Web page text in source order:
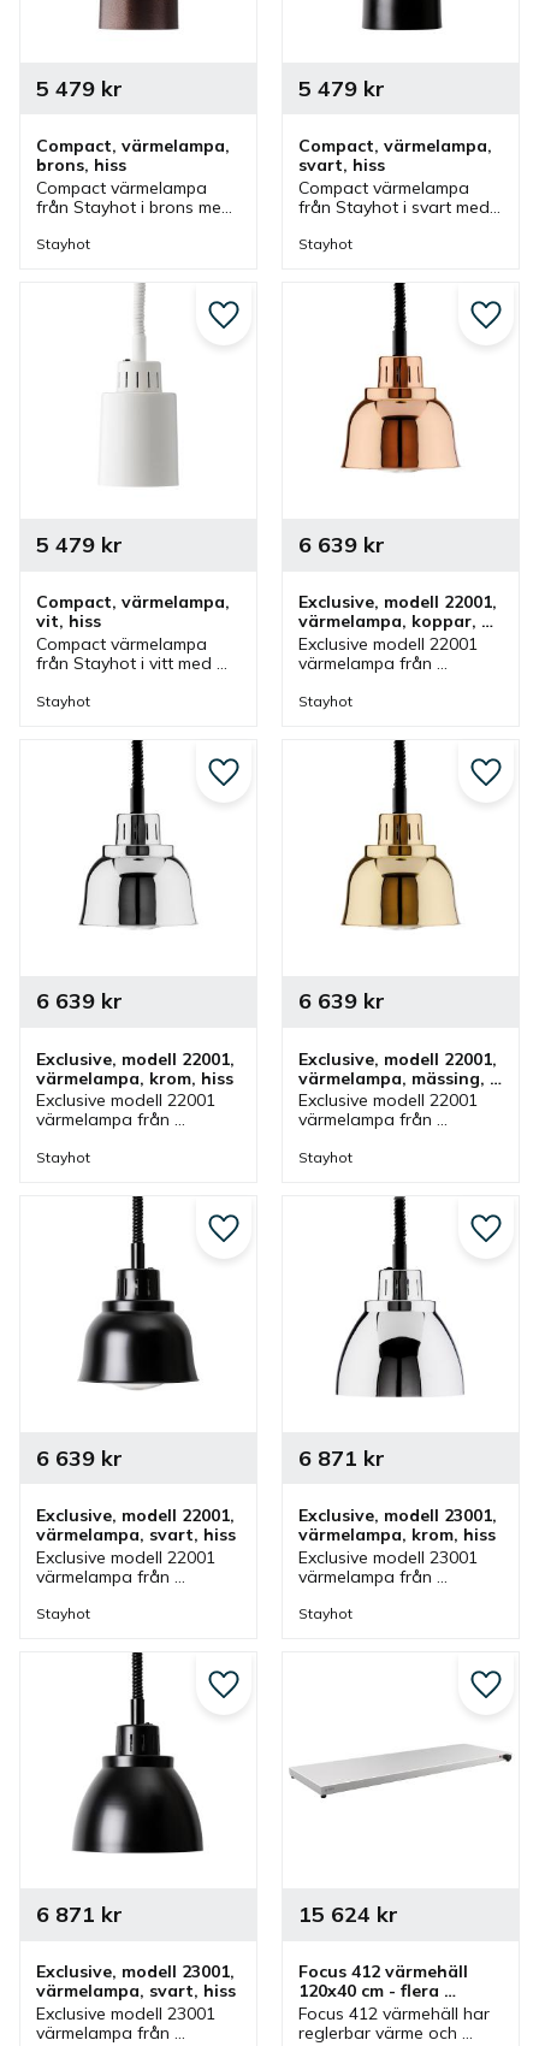
Compact, värmelampa,
brons, hiss
Compact värmelampa
från Stayhot i brons med
Värmelampa med
även finns i olika färger.
5 479kr
Stayhot
Compact, värmelampa,
svart, hiss
Compact värmelampa
från Stayhot i svart med
Värmelampa med
även finns i olika färger.
5 479kr
Stayhot
Compact, värmelampa,
vit, hiss
Compact värmelampa
från Stayhot i vitt med
Värmelampa med
även finns i olika färger.
5 479kr
Stayhot
Lägg till i favoriter
Exclusive, modell 22001,
värmelampa, koppar,
hiss
Exclusive modell 22001
värmelampa från
hissfunktion.
justerbar höjd och som
även finns i olika färger.
6 639kr
Stayhot
Lägg
Exclusive, modell 22001,
värmelampa, krom, hiss
Exclusive modell 22001
värmelampa från
hissfunktion.
justerbar höjd och som
även finns i olika färger.
6 639kr
Stayhot
Lägg till i favoriter
Exclusive, modell 22001,
värmelampa, mässing,
hiss
Exclusive modell 22001
värmelampa från
hissfunktion.
justerbar höjd och som
även finns i olika färger.
6 639kr
Stayhot
Lägg
Exclusive, modell 22001,
värmelampa, svart, hiss
Exclusive modell 22001
värmelampa från
hissfunktion.
justerbar höjd och som
även finns i olika färger.
6 639kr
Stayhot
Lägg till i favoriter
Exclusive, modell 23001,
värmelampa, krom, hiss
Exclusive modell 23001
värmelampa från
hissfunktion.
även finns i olika färger.
6 871 kr
Stayhot
Lägg
Exclusive, modell 23001,
värmelampa, svart, hiss
Exclusive modell 23001
värmelampa från
6 871 kr
Lägg till i favoriter
Focus 412 värmehäll
120x40 cm - flera
färgval
Focus 412 värmehäll har
reglerbar värme och
15 624 kr
Lägg